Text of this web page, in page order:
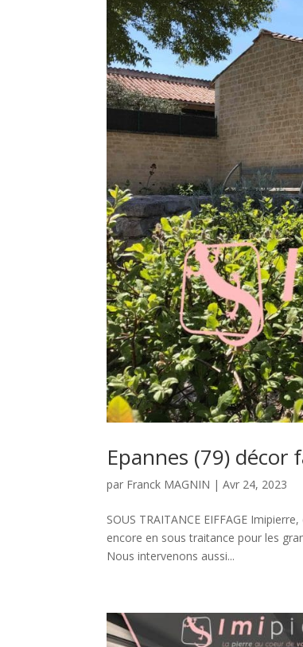
Epannes (79)
par Franck MAGNIN |Avr 24, 2023
SOUS TRAITANCE EIFFAGE
encore en sous traitance pour les
Nous intervenons aussi...